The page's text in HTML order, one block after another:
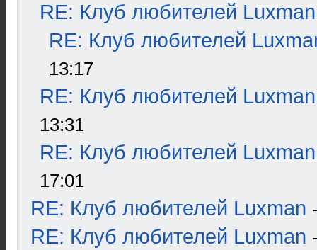
RE: Клуб любителей Luxman
RE: Клуб любителей
13:17
RE: Клуб любителей Luxman
13:31
RE: Клуб любителей Luxman
17:01
RE: Клуб любителей Luxman
RE: Клуб любителей Luxman